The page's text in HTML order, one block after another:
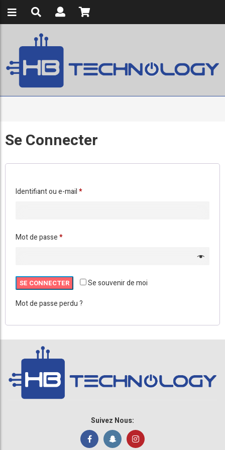
Se Connecter
Identifiant ou e-mail*Obligatoire
Mot de passe*Obligatoire
Se souvenir de moi
SE CONNECTER
Mot de passe perdu ?
Suivez Nous: